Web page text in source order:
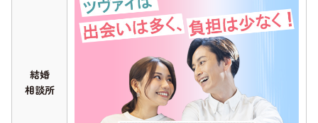
結婚
相談所